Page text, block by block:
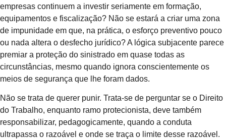
empresas continuem a investir seriamente em formação,
equipamentos e fiscalização? Não se estará a criar uma zona
de impunidade em que, na prática, o esforço preventivo pouco
ou nada altera o desfecho jurídico? A lógica subjacente parece
premiar a proteção do sinistrado em quase todas as
circunstâncias, mesmo quando ignora conscientemente os
meios de segurança que lhe foram dados.
Não se trata de querer punir. Trata-se de perguntar se o Direito
do Trabalho, enquanto ramo protecionista, deve também
responsabilizar, pedagogicamente, quando a conduta
ultrapassa o razoável e onde se traça o limite desse razoável.